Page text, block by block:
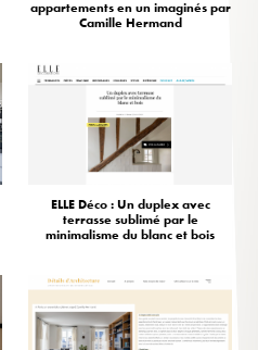
appartements en un imaginés par
Camille Hermand
ELLE Déco : Un duplex avec
terrasse sublimé par le
minimalisme du blanc et bois